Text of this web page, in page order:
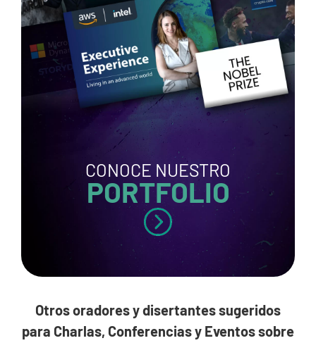
CONOCE NUESTRO
PORTFOLIO
Otros oradores y disertantes sugeridos
para Charlas, Conferencias y Eventos sobre